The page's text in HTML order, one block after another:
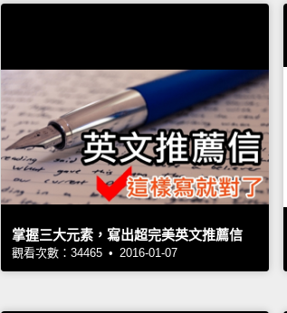
掌握三大元素，寫出超完美英文推薦信
觀看次數：34465 • 2016-01-07